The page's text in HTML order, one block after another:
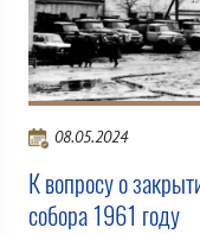
08.05.2024
К вопросу о
собора 1961 году